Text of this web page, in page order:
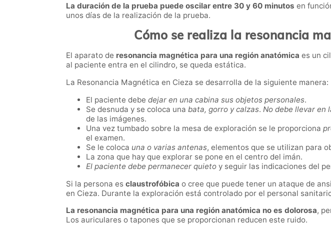
La duración de la prueba puede oscilar entre 30 y 60 minutos en
unos días de la realización de la prueba.
Cómo se realiza la resonancia
El aparato de resonancia magnética para una región anatómica es un
al paciente entra en el cilindro, se queda estática.
La Resonancia Magnética en Cieza se desarrolla de la siguiente manera:
El paciente debe dejar en una cabina sus objetos personales.
Se desnuda y se coloca una bata, gorro y calzas. No debe llevar en
de las imágenes.
Una vez tumbado sobre la mesa de exploración se le proporciona
el examen.
Se le coloca una o varias antenas, elementos que se utilizan para
La zona que hay que explorar se pone en el centro del imán.
El paciente debe permanecer quieto y seguir las indicaciones del
Si la persona es claustrofóbica o cree que puede tener un ataque de
en Cieza. Durante la exploración está controlado por el personal
La resonancia magnética para una región anatómica no es dolorosa,
Los auriculares o tapones que se proporcionan reducen este ruido.